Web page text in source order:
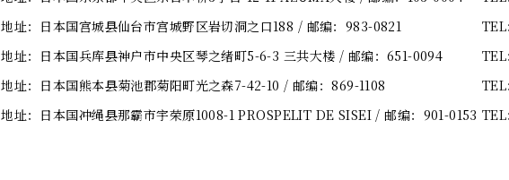
地址：日本国宫城县仙台市宫城野区岩切洞之口188 / 邮编：983-0821 TEL
地址：日本国兵库县神户市中央区琴之绪町5-6-3 三共大楼 / 邮编：651-0094 TEL
地址：日本国熊本县菊池郡菊阳町光之森7-42-10 / 邮编：869-1108 TEL
地址：日本国冲绳县那霸市宇荣原1008-1 PROSPELIT DE SISEI / 邮编：901-0153 TEL